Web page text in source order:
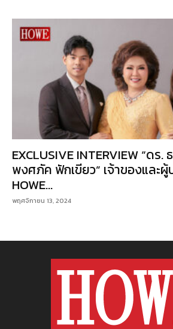
EXCLUSIVE INTERVIEW “ดร
พงศภัค ฟักเขียว” เจ้าของและ
HOWE...
พฤศจิกายน 13, 2024